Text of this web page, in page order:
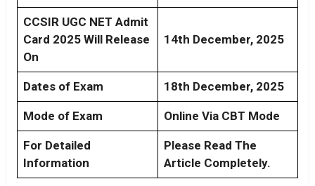
CCSIR UGC NET Admit
Card 2025 Will Release
On
14th December, 2025
Dates of Exam 18th December, 2025
Mode of Exam Online Via CBT Mode
For Detailed
Information
Please Read The
Article Completely.